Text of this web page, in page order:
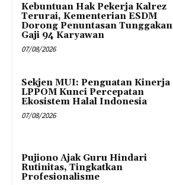
Kebuntuan Hak Pekerja Kalrez
Terurai, Kementerian ESDM
Dorong Penuntasan Tunggakan
Gaji 94 Karyawan
07/08/2026
Sekjen MUI: Penguatan Kinerja
LPPOM Kunci Percepatan
Ekosistem Halal Indonesia
07/08/2026
Pujiono Ajak Guru Hindari
Rutinitas, Tingkatkan
Profesionalisme